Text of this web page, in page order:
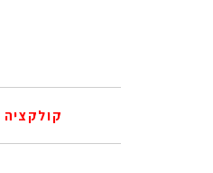
קולקציה